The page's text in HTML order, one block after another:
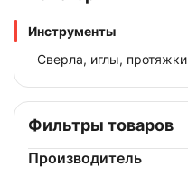
Инструменты
Сверла, иглы, протяжки
Фильтры товаров
Производитель